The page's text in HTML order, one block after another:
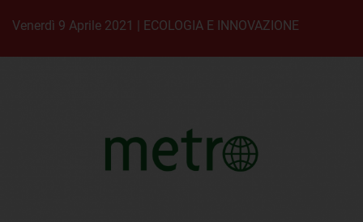
venerdì 9 Aprile 2021 | ECOLOGIA E INNOVAZIONE